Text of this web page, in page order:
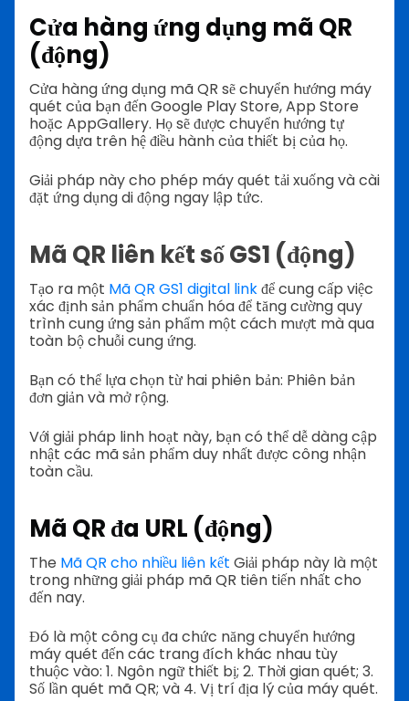
Cửa hàng ứng dụng mã QR
(động)
Cửa hàng ứng dụng mã QR sẽ chuyển hướng máy
quét của bạn đến Google Play Store, App Store
hoặc AppGallery. Họ sẽ được chuyển hướng tự
động dựa trên hệ điều hành của thiết bị của họ.
Giải pháp này cho phép máy quét tải xuống và cài
đặt ứng dụng di động ngay lập tức.
Mã QR liên kết số GS1 (động)
Tạo ra một Mã QR GS1 digital linkđể cung cấp việc
xác định sản phẩm chuẩn hóa để tăng cường quy
trình cung ứng sản phẩm một cách mượt mà qua
toàn bộ chuỗi cung ứng.
Bạn có thể lựa chọn từ hai phiên bản: Phiên bản
đơn giản và mở rộng.
Với giải pháp linh hoạt này, bạn có thể dễ dàng cập
nhật các mã sản phẩm duy nhất được công nhận
toàn cầu.
Mã QR đa URL (động)
The Mã QR cho nhiều liên kết Giải pháp này là một
trong những giải pháp mã QR tiên tiến nhất cho
đến nay.
Đó là một công cụ đa chức năng chuyển hướng
máy quét đến các trang đích khác nhau tùy
thuộc vào: 1. Ngôn ngữ thiết bị; 2. Thời gian quét; 3.
Số lần quét mã QR; và 4. Vị trí địa lý của máy quét.